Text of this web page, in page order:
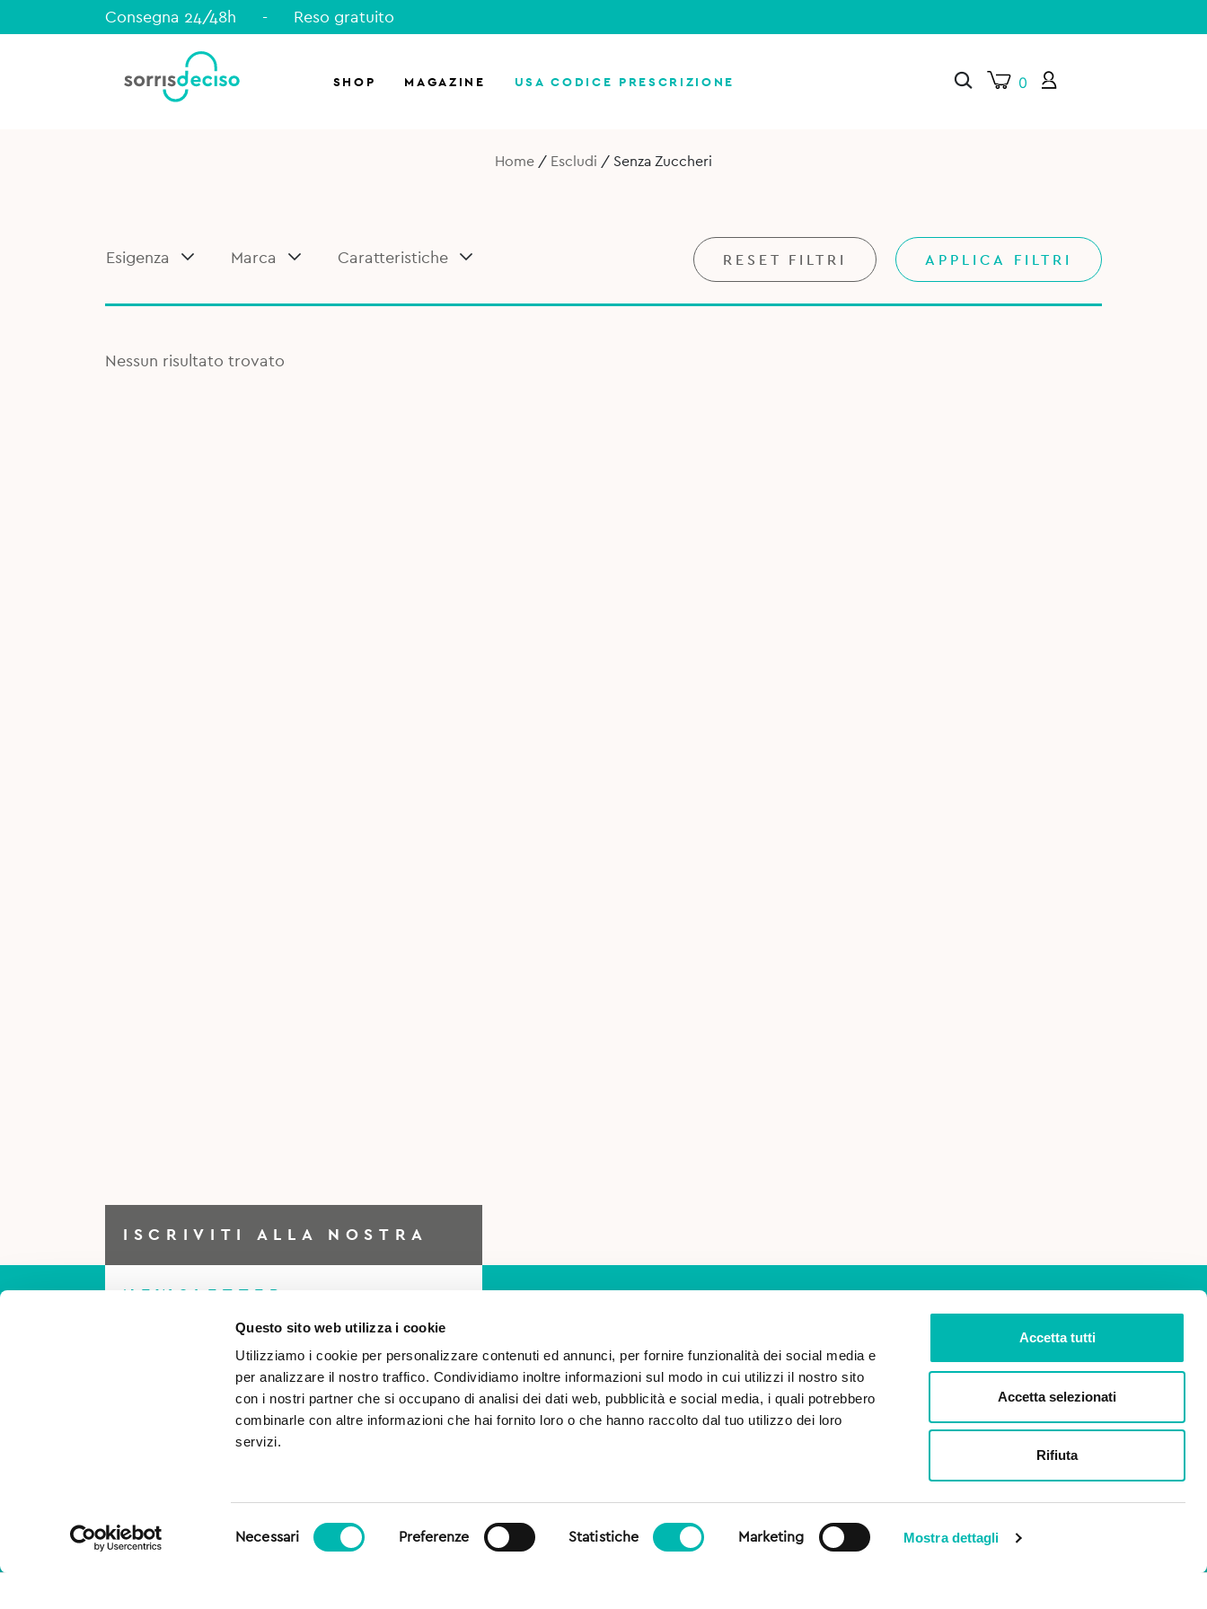
Questo sito web utilizza i cookie
Utilizziamo i cookie per personalizzare contenuti ed annunci, per fornire funzionalità dei social media e
per analizzare il nostro traffico. Condividiamo inoltre informazioni sul modo in cui utilizzi il nostro sito
con i nostri partner che si occupano di analisi dei dati web, pubblicità e social media, i quali potrebbero
combinarle con altre informazioni che hai fornito loro o che hanno raccolto dal tuo utilizzo dei loro
servizi.
Necessari Preferenze Statistiche Marketing Mostra dettagli
Accetta tutti
Accetta selezionati
Rifiuta
Consegna 24/48h - Reso gratuito
SHOP MAGAZINE USA CODICE PRESCRIZIONE 0
Home / Escludi / Senza Zuccheri
Esigenza Marca Caratteristiche RESET FILTRI APPLICA FILTRI
Nessun risultato trovato
ISCRIVITI ALLA NOSTRA
NEWSLETTER
Iscriviti alla Newsletter per
essere sempre al corrente di
tutto e ottieni il 5% di sconto
per il tuo primo acquisto!
ISCRIVITI